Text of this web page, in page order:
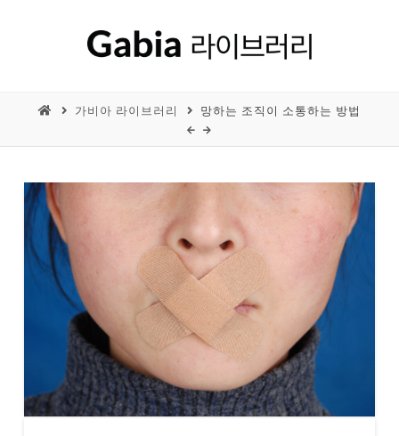
가비아 라이브러리 망하는 조직이 소통하는 방법